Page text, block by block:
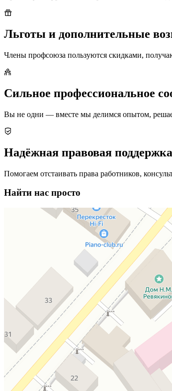
Льготы и дополнительные
Члены профсоюза пользуются скидками,
Сильное профессиональное
Вы не одни — вместе мы делимся опытом,
Надёжная правовая поддержка
Помогаем отстаивать права работников,
Найти нас просто